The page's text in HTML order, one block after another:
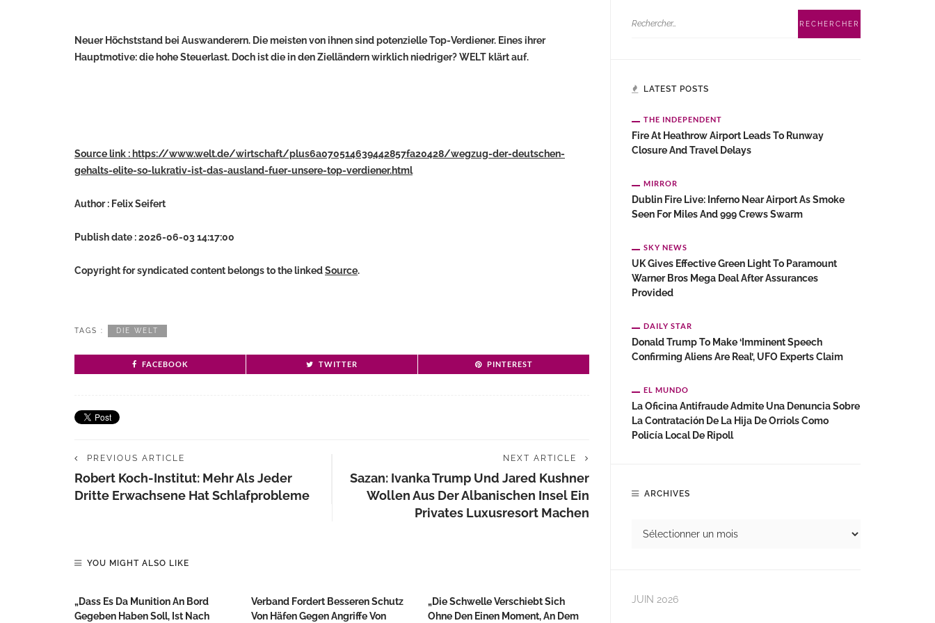
Neuer Höchststand bei Auswanderern. Die meisten von ihnen sind potenzielle Top-Verdiener. Eines ihrer
Hauptmotive: die hohe Steuerlast. Doch ist die in den Zielländern wirklich niedriger? WELT klärt auf.
Source link : https://www.welt.de/wirtschaft/plus6a070514639442857fa20428/wegzug-der-deutschen-
gehalts-elite-so-lukrativ-ist-das-ausland-fuer-unsere-top-verdiener.html
Author : Felix Seifert
Publish date : 2026-06-03 14:17:00
Copyright for syndicated content belongs to the linkedSource.
TAGS : DIE WELT
FACEBOOK TWITTER PINTEREST
PREVIOUS ARTICLE
Robert Koch-Institut: Mehr Als Jeder
Dritte Erwachsene Hat Schlafprobleme
NEXT ARTICLE
Sazan: Ivanka Trump Und Jared Kushner
Wollen Aus Der Albanischen Insel Ein
Privates Luxusresort Machen
YOU MIGHT ALSO LIKE
„Dass Es Da Munition An Bord
Gegeben Haben Soll, Ist Nach
Verband Fordert Besseren Schutz
Von Häfen Gegen Angriffe Von
„Die Schwelle Verschiebt Sich
Ohne Den Einen Moment, An Dem
LATEST POSTS
THE INDEPENDENT
Fire At Heathrow Airport Leads To Runway
Closure And Travel Delays
MIRROR
Dublin Fire Live: Inferno Near Airport As Smoke
Seen For Miles And 999 Crews Swarm
SKY NEWS
UK Gives Effective Green Light To Paramount
Warner Bros Mega Deal After Assurances
Provided
DAILY STAR
Donald Trump To Make ‘imminent Speech
Confirming Aliens Are Real’, UFO Experts Claim
EL MUNDO
La Oficina Antifraude Admite Una Denuncia Sobre
La Contratación De La Hija De Orriols Como
Policía Local De Ripoll
ARCHIVES
JUIN 2026